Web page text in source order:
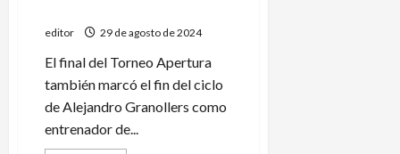
editor 29 de agosto de 2024
El final del Torneo Apertura
también marcó el fin del ciclo
de Alejandro Granollers como
entrenador de...